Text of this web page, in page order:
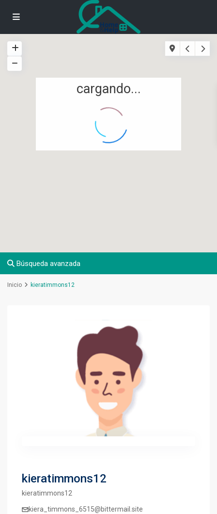
cargando...
Búsqueda avanzada
Inicio kieratimmons12
kieratimmons12
kieratimmons12
kiera_timmons_6515@bittermail.site